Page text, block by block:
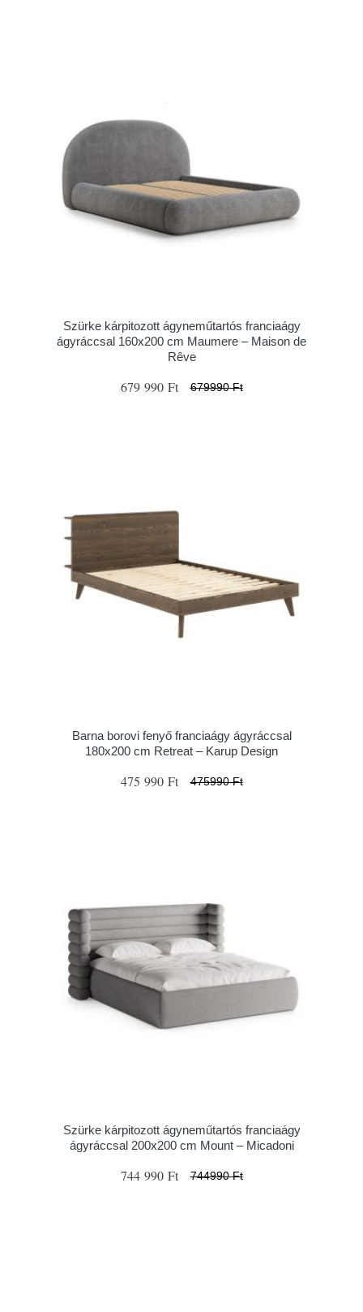
Szürke kárpitozott ágyneműtartós franciaágy
ágyráccsal 160x200 cm Maumere – Maison de
Rêve
679 990 Ft 679990 Ft
Barna borovi fenyő franciaágy ágyráccsal
180x200 cm Retreat – Karup Design
475 990 Ft 475990 Ft
Szürke kárpitozott ágyneműtartós franciaágy
ágyráccsal 200x200 cm Mount – Micadoni
744 990 Ft 744990 Ft